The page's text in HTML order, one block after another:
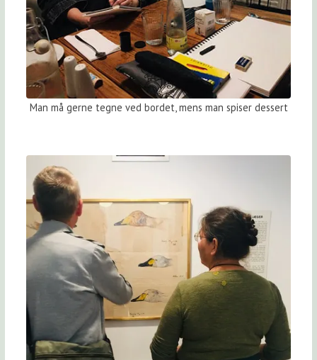
Man må gerne tegne ved bordet, mens man spiser dessert